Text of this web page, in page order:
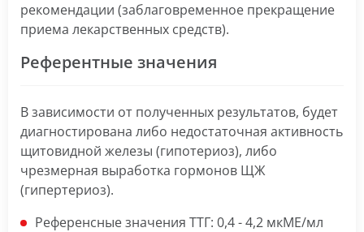
рекомендации (заблаговременное прекращение
приема лекарственных средств).
Референтные значения
В зависимости от полученных результатов, будет
диагностирована либо недостаточная активность
щитовидной железы (гипотериоз), либо
чрезмерная выработка гормонов ЩЖ
(гипертериоз).
Референсные значения ТТГ: 0,4 - 4,2 мкМЕ/мл